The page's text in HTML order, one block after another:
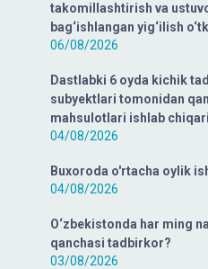
takomillashtirish va
bag‘ishlangan yig‘ilish
06/08/2026
Dastlabki 6 oyda kichik
subyektlari tomonidan
mahsulotlari ishlab
04/08/2026
Buxoroda o'rtacha oylik
04/08/2026
O‘zbekistonda har ming
qanchasi tadbirkor?
03/08/2026